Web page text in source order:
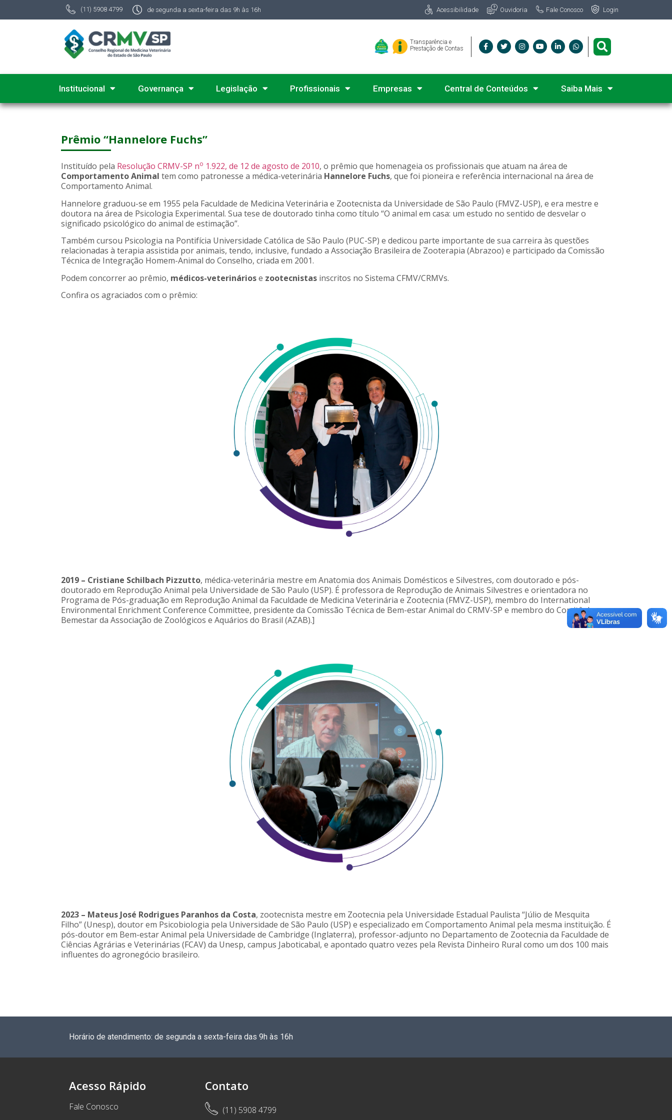
(11) 5908 4799 de segunda a sexta-feira das 9h às 16h Acessibilidade Ouvidoria Fale Conosco Login
Transparência e
Prestação de Contas
Institucional Governança Legislação Profissionais Empresas Central de Conteúdos Saiba Mais
Prêmio “Hannelore Fuchs”
Instituído pela Resolução CRMV-SP no 1.922, de 12 de agosto de 2010, o prêmio que homenageia os profissionais que atuam na área de
Comportamento Animal tem como patronesse a médica-veterinária Hannelore Fuchs, que foi pioneira e referência internacional na área de
Comportamento Animal.
Hannelore graduou-se em 1955 pela Faculdade de Medicina Veterinária e Zootecnista da Universidade de São Paulo (FMVZ-USP), e era mestre e
doutora na área de Psicologia Experimental. Sua tese de doutorado tinha como título “O animal em casa: um estudo no sentido de desvelar o
significado psicológico do animal de estimação”.
Também cursou Psicologia na Pontifícia Universidade Católica de São Paulo (PUC-SP) e dedicou parte importante de sua carreira às questões
relacionadas à terapia assistida por animais, tendo, inclusive, fundado a Associação Brasileira de Zooterapia (Abrazoo) e participado da Comissão
Técnica de Integração Homem-Animal do Conselho, criada em 2001.
Podem concorrer ao prêmio, médicos-veterináriose zootecnistas inscritos no Sistema CFMV/CRMVs.
Confira os agraciados com o prêmio:
2019 – Cristiane Schilbach Pizzutto, médica-veterinária mestre em Anatomia dos Animais Domésticos e Silvestres, com doutorado e pós-
doutorado em Reprodução Animal pela Universidade de São Paulo (USP). É professora de Reprodução de Animais Silvestres e orientadora no
Programa de Pós-graduação em Reprodução Animal da Faculdade de Medicina Veterinária e Zootecnia (FMVZ-USP), membro do International
Environmental Enrichment Conference Committee, presidente da Comissão Técnica de Bem-estar Animal do CRMV-SP e membro do Comitê de
Bemestar da Associação de Zoológicos e Aquários do Brasil (AZAB).]
2023 – Mateus José Rodrigues Paranhos da Costa, zootecnista mestre em Zootecnia pela Universidade Estadual Paulista “Júlio de Mesquita
Filho” (Unesp), doutor em Psicobiologia pela Universidade de São Paulo (USP) e especializado em Comportamento Animal pela mesma instituição. É
pós-doutor em Bem-estar Animal pela Universidade de Cambridge (Inglaterra), professor-adjunto no Departamento de Zootecnia da Faculdade de
Ciências Agrárias e Veterinárias (FCAV) da Unesp, campus Jaboticabal, e apontado quatro vezes pela Revista Dinheiro Rural como um dos 100 mais
influentes do agronegócio brasileiro.
Horário de atendimento: de segunda a sexta-feira das 9h às 16h
Acesso Rápido
Fale Conosco
Contato
(11) 5908 4799